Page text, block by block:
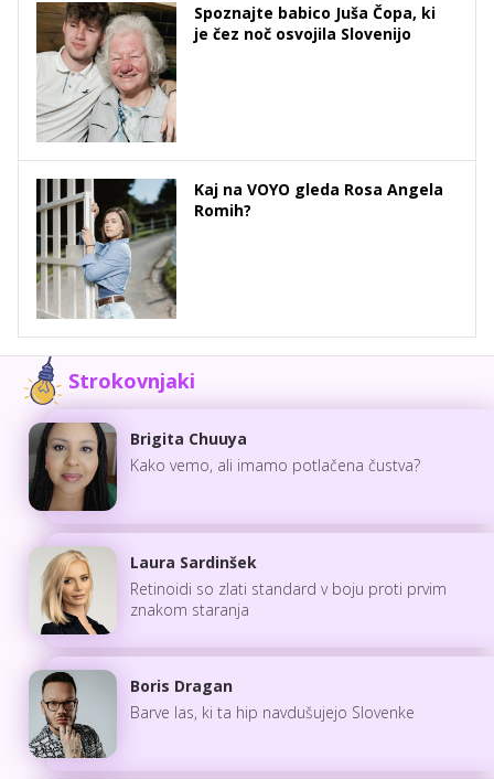
Spoznajte babico Juša Čopa, ki
je čez noč osvojila Slovenijo
Kaj na VOYO gleda Rosa Angela
Romih?
Strokovnjaki
Brigita Chuuya
Kako vemo, ali imamo potlačena čustva?
Laura Sardinšek
Retinoidi so zlati standard v boju proti prvim
znakom staranja
Boris Dragan
Barve las, ki ta hip navdušujejo Slovenke